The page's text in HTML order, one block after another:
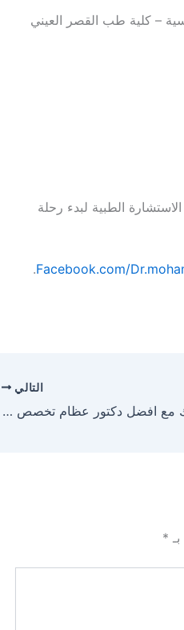
– كلية طب القصر العيني
الطبية لبدء رحلة
Facebook.com/
.
التالي
رحلتك مع افضل دكتور عظام تخصص ركبة بداية من التشخيص وحتى التأهيل
*